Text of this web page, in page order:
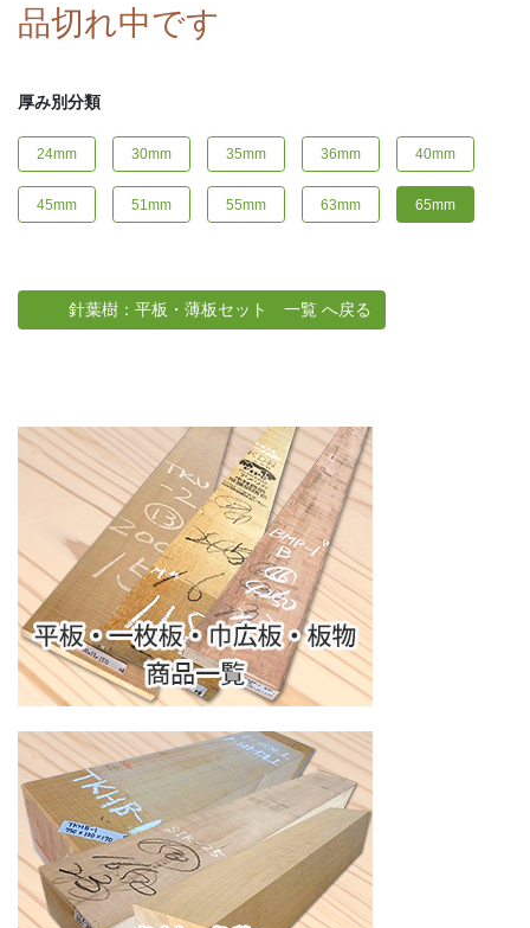
品切れ中です
厚み別分類
24mm 30mm 35mm 36mm 40mm
45mm 51mm 55mm 63mm 65mm
針葉樹：平板・薄板セット 一覧 へ戻る